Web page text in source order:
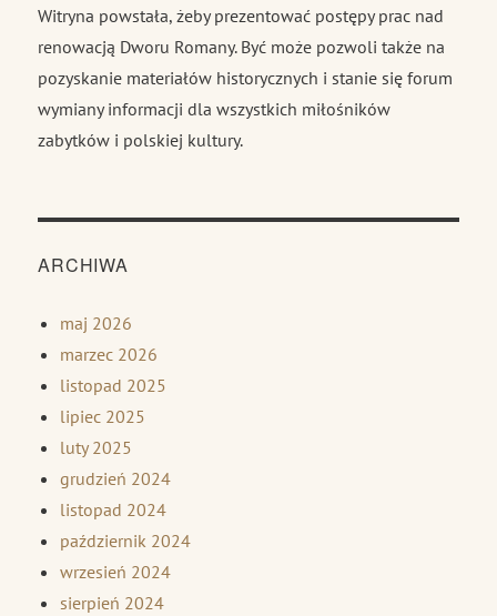
Witryna powstała, żeby prezentować postępy prac nad
renowacją Dworu Romany. Być może pozwoli także na
pozyskanie materiałów historycznych i stanie się forum
wymiany informacji dla wszystkich miłośników
zabytków i polskiej kultury.
ARCHIWA
maj 2026
marzec 2026
listopad 2025
lipiec 2025
luty 2025
grudzień 2024
listopad 2024
październik 2024
wrzesień 2024
sierpień 2024